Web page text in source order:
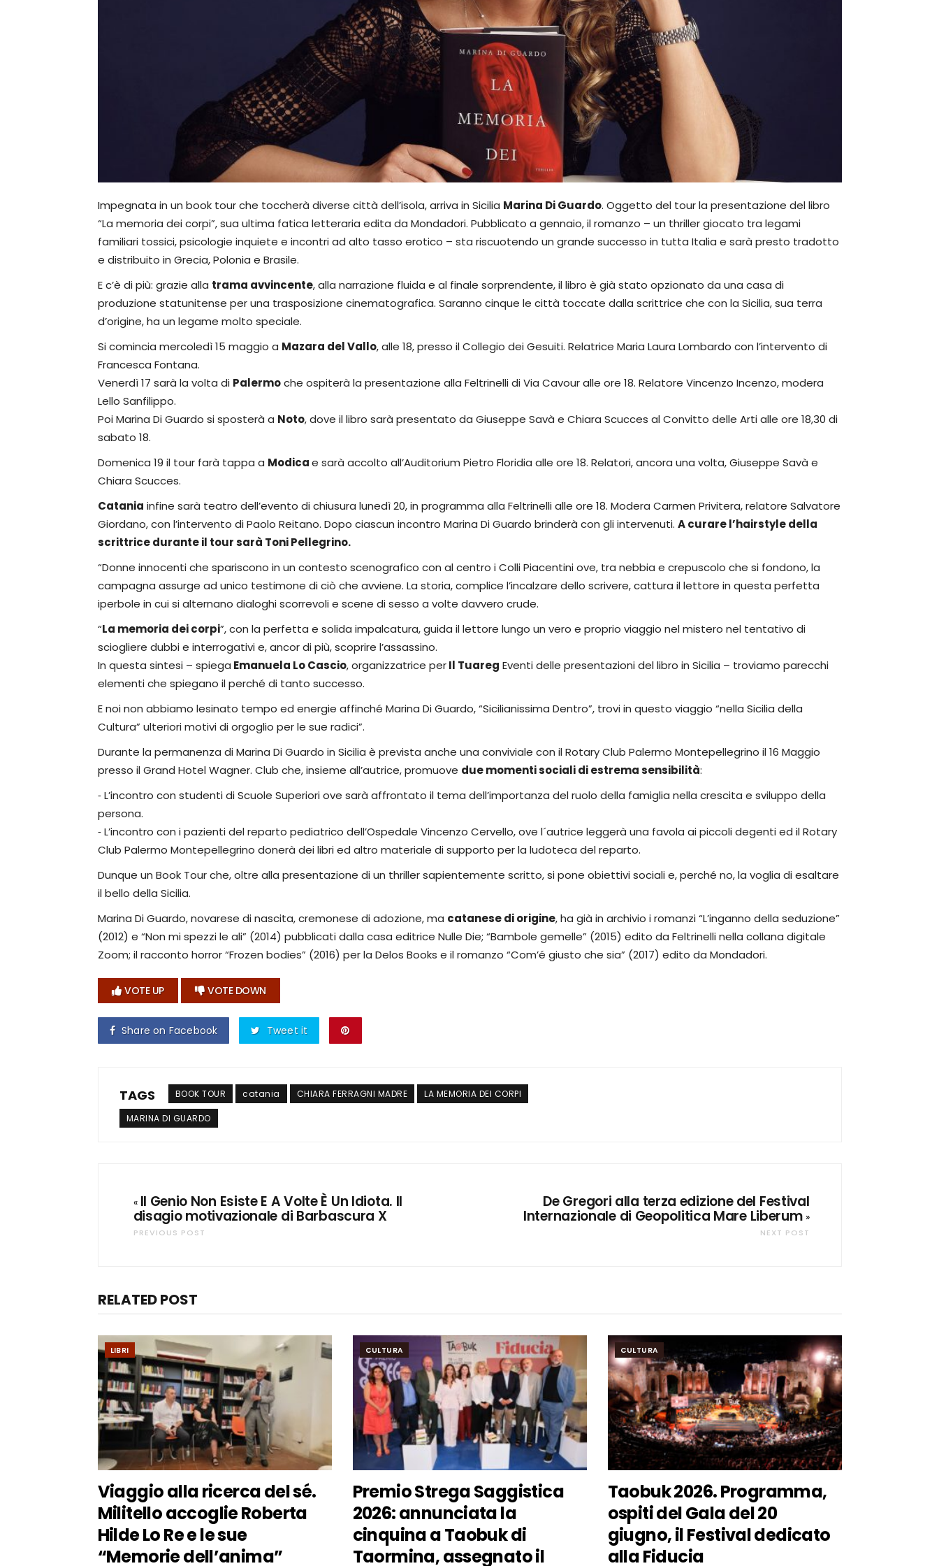
Impegnata in un book tour che toccherà diverse città dell’isola, arriva in Sicilia Marina Di Guardo. Oggetto del tour la presentazione del libro
“La memoria dei corpi”, sua ultima fatica letteraria edita da Mondadori. Pubblicato a gennaio, il romanzo – un thriller giocato tra legami
familiari tossici, psicologie inquiete e incontri ad alto tasso erotico – sta riscuotendo un grande successo in tutta Italia e sarà presto tradotto
e distribuito in Grecia, Polonia e Brasile.
E c’è di più: grazie alla trama avvincente, alla narrazione fluida e al finale sorprendente, il libro è già stato opzionato da una casa di
produzione statunitense per una trasposizione cinematografica. Saranno cinque le città toccate dalla scrittrice che con la Sicilia, sua terra
d’origine, ha un legame molto speciale.
Si comincia mercoledì 15 maggio a Mazara del Vallo, alle 18, presso il Collegio dei Gesuiti. Relatrice Maria Laura Lombardo con l’intervento di
Francesca Fontana.
Venerdì 17 sarà la volta di Palermoche ospiterà la presentazione alla Feltrinelli di Via Cavour alle ore 18. Relatore Vincenzo Incenzo, modera
Lello Sanfilippo.
Poi Marina Di Guardo si sposterà a Noto, dove il libro sarà presentato da Giuseppe Savà e Chiara Scucces al Convitto delle Arti alle ore 18,30 di
sabato 18.
Domenica 19 il tour farà tappa a Modicae sarà accolto all’Auditorium Pietro Floridia alle ore 18. Relatori, ancora una volta, Giuseppe Savà e
Chiara Scucces.
Catania infine sarà teatro dell’evento di chiusura lunedì 20, in programma alla Feltrinelli alle ore 18. Modera Carmen Privitera, relatore Salvatore
Giordano, con l’intervento di Paolo Reitano. Dopo ciascun incontro Marina Di Guardo brinderà con gli intervenuti. A curare l’hairstyle della
scrittrice durante il tour sarà Toni Pellegrino.
“Donne innocenti che spariscono in un contesto scenografico con al centro i Colli Piacentini ove, tra nebbia e crepuscolo che si fondono, la
campagna assurge ad unico testimone di ciò che avviene. La storia, complice l’incalzare dello scrivere, cattura il lettore in questa perfetta
iperbole in cui si alternano dialoghi scorrevoli e scene di sesso a volte davvero crude.
“La memoria dei corpi”, con la perfetta e solida impalcatura, guida il lettore lungo un vero e proprio viaggio nel mistero nel tentativo di
sciogliere dubbi e interrogativi e, ancor di più, scoprire l’assassino.
In questa sintesi – spiega Emanuela Lo Cascio, organizzatrice perIl Tuareg Eventi delle presentazioni del libro in Sicilia – troviamo parecchi
elementi che spiegano il perché di tanto successo.
E noi non abbiamo lesinato tempo ed energie affinché Marina Di Guardo, “Sicilianissima Dentro”, trovi in questo viaggio “nella Sicilia della
Cultura” ulteriori motivi di orgoglio per le sue radici”.
Durante la permanenza di Marina Di Guardo in Sicilia è prevista anche una conviviale con il Rotary Club Palermo Montepellegrino il 16 Maggio
presso il Grand Hotel Wagner. Club che, insieme all’autrice, promuove due momenti sociali di estrema sensibilità:
⁃ L’incontro con studenti di Scuole Superiori ove sarà affrontato il tema dell’importanza del ruolo della famiglia nella crescita e sviluppo della
persona.
⁃ L’incontro con i pazienti del reparto pediatrico dell’Ospedale Vincenzo Cervello, ove l´autrice leggerà una favola ai piccoli degenti ed il Rotary
Club Palermo Montepellegrino donerà dei libri ed altro materiale di supporto per la ludoteca del reparto.
Dunque un Book Tour che, oltre alla presentazione di un thriller sapientemente scritto, si pone obiettivi sociali e, perché no, la voglia di esaltare
il bello della Sicilia.
Marina Di Guardo, novarese di nascita, cremonese di adozione, ma catanese di origine, ha già in archivio i romanzi “L’inganno della seduzione”
(2012) e “Non mi spezzi le ali” (2014) pubblicati dalla casa editrice Nulle Die; “Bambole gemelle” (2015) edito da Feltrinelli nella collana digitale
Zoom; il racconto horror “Frozen bodies” (2016) per la Delos Books e il romanzo “Com’é giusto che sia” (2017) edito da Mondadori.
VOTE UP VOTE DOWN
Share on Facebook Tweet it
TAGS BOOK TOUR catania CHIARA FERRAGNI MADRE LA MEMORIA DEI CORPI
MARINA DI GUARDO
« Il Genio Non Esiste E A Volte È Un Idiota. Il
disagio motivazionale di Barbascura X
PREVIOUS POST
De Gregori alla terza edizione del Festival
Internazionale di Geopolitica Mare Liberum»
NEXT POST
RELATED POST
LIBRI
Viaggio alla ricerca del sé.
Militello accoglie Roberta
Hilde Lo Re e le sue
“Memorie dell’anima”
CULTURA
Premio Strega Saggistica
2026: annunciata la
cinquina a Taobuk di
Taormina, assegnato il
CULTURA
Taobuk 2026. Programma,
ospiti del Gala del 20
giugno, il Festival dedicato
alla Fiducia